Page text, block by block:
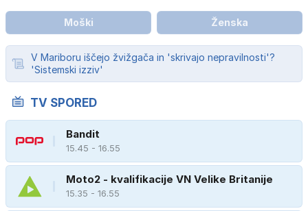
Moški Ženska
V Mariboru iščejo žvižgača in 'skrivajo nepravilnosti'?
'Sistemski izziv'
TV SPORED
Bandit
15.45 - 16.55
Moto2 - kvalifikacije VN Velike Britanije
15.35 - 16.55